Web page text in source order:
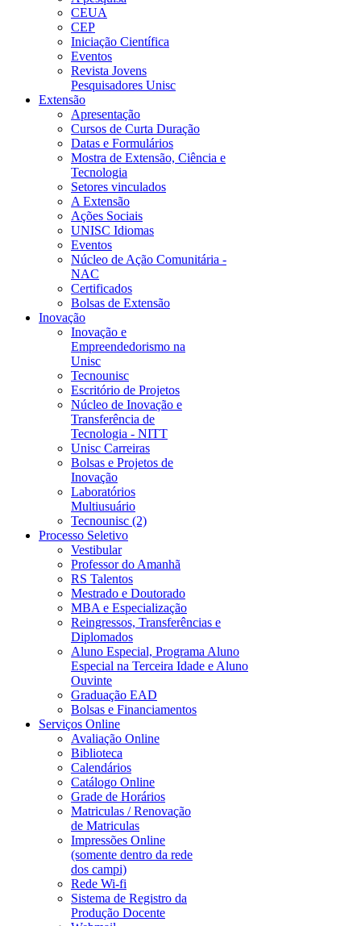
CEUA
CEP
Iniciação Científica
Eventos
Revista Jovens
Pesquisadores Unisc
Extensão
Apresentação
Cursos de Curta Duração
Datas e Formulários
Mostra de Extensão, Ciência e
Tecnologia
Setores vinculados
A Extensão
Ações Sociais
UNISC Idiomas
Eventos
Núcleo de Ação Comunitária -
NAC
Certificados
Bolsas de Extensão
Inovação
Inovação e
Empreendedorismo na
Unisc
Tecnounisc
Escritório de Projetos
Núcleo de Inovação e
Transferência de
Tecnologia - NITT
Unisc Carreiras
Bolsas e Projetos de
Inovação
Laboratórios
Multiusuário
Tecnounisc (2)
Processo Seletivo
Vestibular
Professor do Amanhã
RS Talentos
Mestrado e Doutorado
MBA e Especialização
Reingressos, Transferências e
Diplomados
Aluno Especial, Programa Aluno
Especial na Terceira Idade e Aluno
Ouvinte
Graduação EAD
Bolsas e Financiamentos
Serviços Online
Avaliação Online
Biblioteca
Calendários
Catálogo Online
Grade de Horários
Matriculas / Renovação
de Matriculas
Impressões Online
(somente dentro da rede
dos campi)
Rede Wi-fi
Sistema de Registro da
Produção Docente